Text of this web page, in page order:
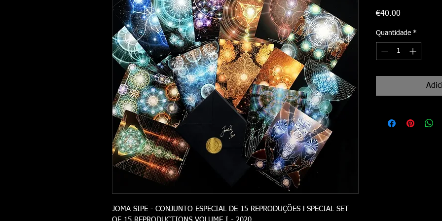
JOMA SIPE - CONJUNTO ESPECIAL DE 15 REPRODUÇÕES l SPECIAL SET
€40.00
Quantidade *